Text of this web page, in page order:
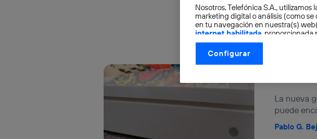
móviles,
Javier
WiFi
La nueva
puede
Pablo G.
Nosotros, Telefónica S.A.,
marketing digital o análisis (como
en tu navegación en nuestra(s)
internet habilitada ,
otorgas tu consentimiento en cada
La tecnología Utiq está diseñada
control.
utilizando tu dirección IP y otra
vinculada a la conexión que utilizas
Este identificador se asigna a la
Típicamente:
Configurar